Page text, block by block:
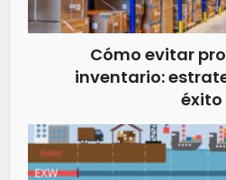
Cómo evitar
inventario:
éxito